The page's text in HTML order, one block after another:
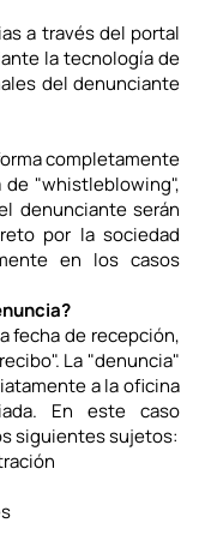
a través del portal
la tecnología de
del denunciante
completamente
de "whistleblowing",
denunciante serán
por la sociedad
en los casos
fecha de recepción,
La "denuncia"
a la oficina
En este caso
siguientes sujetos: